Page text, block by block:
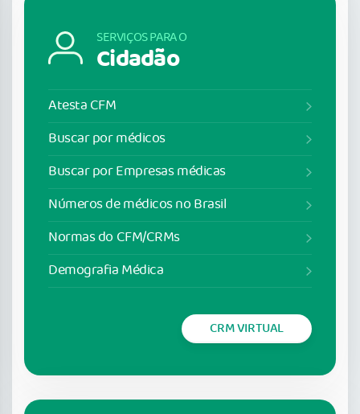
SERVIÇOS PARA O
Cidadão
Atesta CFM
Buscar por médicos
Buscar por Empresas médicas
Números de médicos no Brasil
Normas do CFM/CRMs
Demografia Médica
CRM VIRTUAL